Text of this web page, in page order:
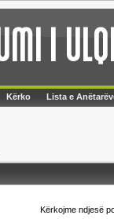
Kërko Lista e
Kërkojme ndjesë